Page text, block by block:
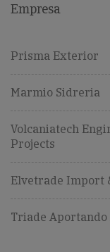
Empresa
Prisma Exterior
Marmio Sidreria
Volcaniatech
Projects
Elvetrade Import
Triade